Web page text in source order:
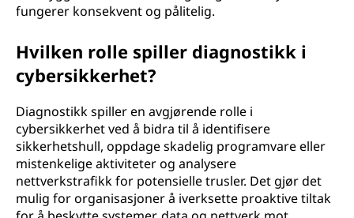
fungerer konsekvent og pålitelig.
Hvilken rolle spiller diagnostikk i
cybersikkerhet?
Diagnostikk spiller en avgjørende rolle i
cybersikkerhet ved å bidra til å identifisere
sikkerhetshull, oppdage skadelig programvare eller
mistenkelige aktiviteter og analysere
nettverkstrafikk for potensielle trusler. Det gjør det
mulig for organisasjoner å iverksette proaktive tiltak